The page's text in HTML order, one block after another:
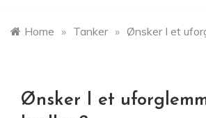
Home » Tanker » Ønsker I et
Ønsker I et